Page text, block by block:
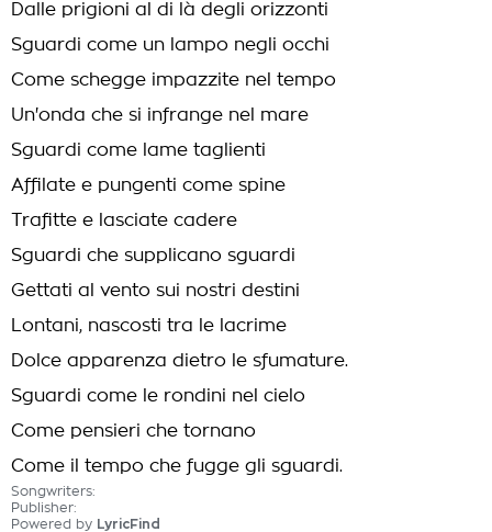
Dalle prigioni al di là degli orizzonti
Sguardi come un lampo negli occhi
Come schegge impazzite nel tempo
Un'onda che si infrange nel mare
Sguardi come lame taglienti
Affilate e pungenti come spine
Trafitte e lasciate cadere
Sguardi che supplicano sguardi
Gettati al vento sui nostri destini
Lontani, nascosti tra le lacrime
Dolce apparenza dietro le sfumature.
Sguardi come le rondini nel cielo
Come pensieri che tornano
Come il tempo che fugge gli sguardi.
Songwriters:
Publisher:
Powered by LyricFind